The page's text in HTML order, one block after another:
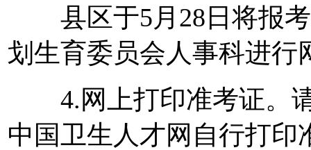
县区于5月28日将报考
划生育委员会人事科进行
4.网上打印准考证。
中国卫生人才网自行打印